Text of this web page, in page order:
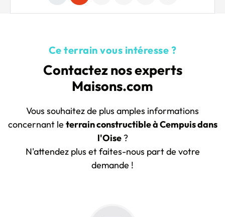
Ce terrain vous intéresse ?
Contactez nos experts
Maisons.com
Vous souhaitez de plus amples informations
concernant le terrain constructible à Cempuis dans
l'Oise?
N'attendez plus et faites-nous part de votre
demande !